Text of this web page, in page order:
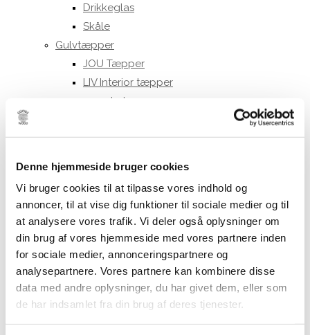
Denne hjemmeside bruger cookies
Vi bruger cookies til at tilpasse vores indhold og
annoncer, til at vise dig funktioner til sociale medier og til
at analysere vores trafik. Vi deler også oplysninger om
din brug af vores hjemmeside med vores partnere inden
for sociale medier, annonceringspartnere og
analysepartnere. Vores partnere kan kombinere disse
data med andre oplysninger, du har givet dem, eller som
de har indsamlet fra din brug af deres tjenester.
Drikkeglas
Skåle
Gulvtæpper
JOU Tæpper
LIV Interior tæpper
Løbere
Små tæpper og bademåtter
Større tæpper
Kander
Formfast
Julie Damhus
Tekstkopper
Oda kopper
Toto kopper
Kraki kopper